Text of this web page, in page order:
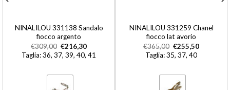
NINALILOU 331138 Sandalo
fiocco argento
€309,00 €216,30
Taglia: 36, 37, 39, 40, 41
NINALILOU 331259 Chanel
fiocco lat avorio
€365,00 €255,50
Taglia: 35, 37, 40